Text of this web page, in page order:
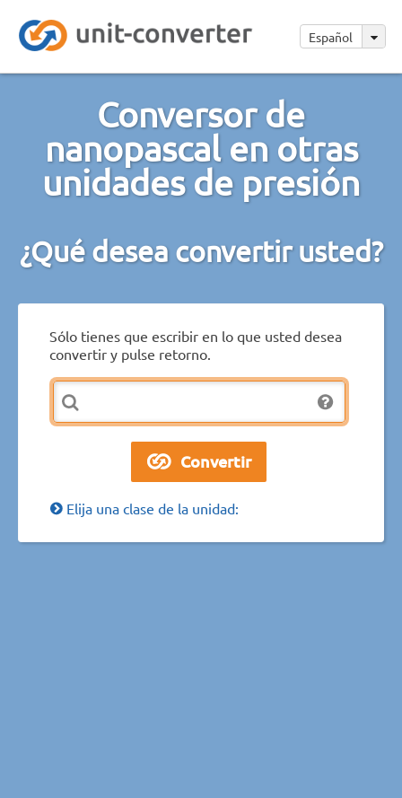
Español
Conversor de
nanopascal en otras
unidades de presión
¿Qué desea convertir usted?
Sólo tienes que escribir en lo que usted desea
convertir y pulse retorno.
Elija una clase de la unidad: